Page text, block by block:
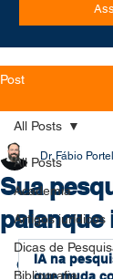
Post
All Posts
Academia
Artigos jurídicos
Dicas de
Bibliografia
All Posts
Sua
palanque
Dr. Fábio
O interesse
IA na